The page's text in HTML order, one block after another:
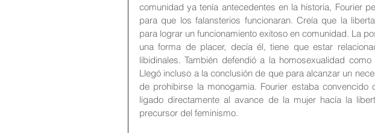
comunidad ya tenía antecedentes en la historia, Fourier
para que los falansterios funcionaran. Creía que la
para lograr un funcionamiento exitoso en comunidad. La
una forma de placer, decía él, tiene que estar
libidinales. También defendió a la homosexualidad
Llegó incluso a la conclusión de que para alcanzar un
de prohibirse la monogamia. Fourier estaba
ligado directamente al avance de la mujer hacía la
precursor del feminismo.